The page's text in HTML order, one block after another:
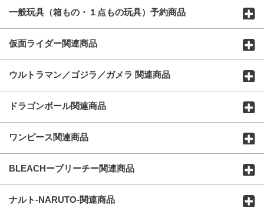
一般玩具（箱もの・１点もの玩具）予約商品
仮面ライダー関連商品
ウルトラマン／ゴジラ／ガメラ 関連商品
ドラゴンボール関連商品
ワンピース関連商品
BLEACHーブリーチー関連商品
ナルト-NARUTO-関連商品